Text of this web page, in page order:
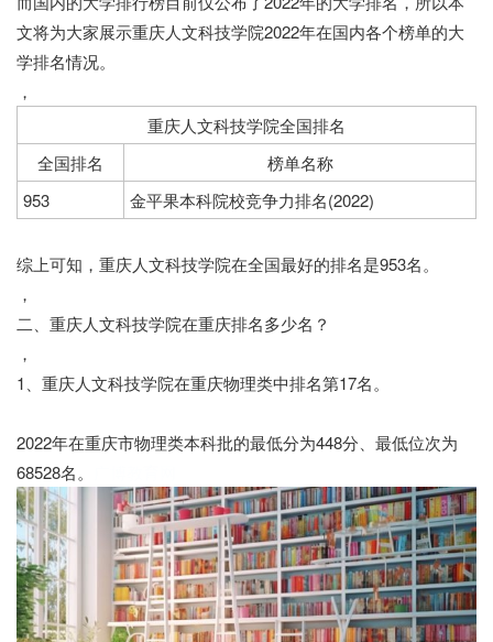
文将为大家展示重庆人文科技学院2022年在国内各个榜单的大
学排名情况。
，
重庆人文科技学院全国排名
全国排名
榜单名称
953
金平果本科院校竞争力排名(2022)
综上可知，重庆人文科技学院在全国最好的排名是953名。
，
二、重庆人文科技学院在重庆排名多少名？
，
1、重庆人文科技学院在重庆物理类中排名第17名。
2022年在重庆市物理类本科批的最低分为448分、最低位次为
68528名。